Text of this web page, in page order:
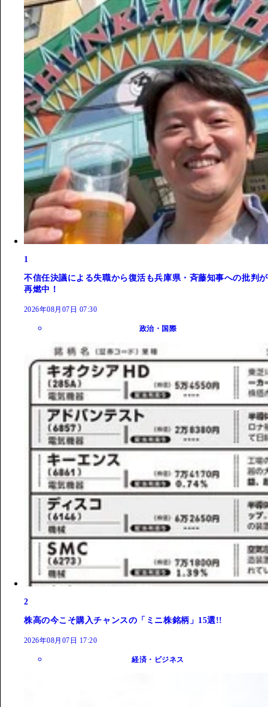
1
不信任決議による失職から復活も兵庫県・斉藤知事への批判が
再燃中！
2026年08月07日 07:30
政治・国際
2
株高の今こそ購入チャンスの「ミニ株銘柄」15選!!
2026年08月07日 17:20
経済・ビジネス